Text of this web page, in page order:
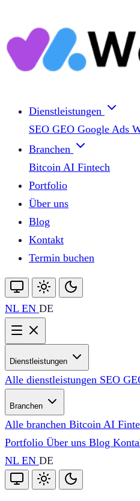
Dienstleistungen
SEO GEO Google Ads
Branchen
Bitcoin AI Fintech
Portfolio
Über uns
Blog
Kontakt
Termin buchen
NL EN DE
Dienstleistungen
Alle dienstleistungen SEO
Branchen
Alle branchen Bitcoin AI
Portfolio Über uns Blog
NL EN DE